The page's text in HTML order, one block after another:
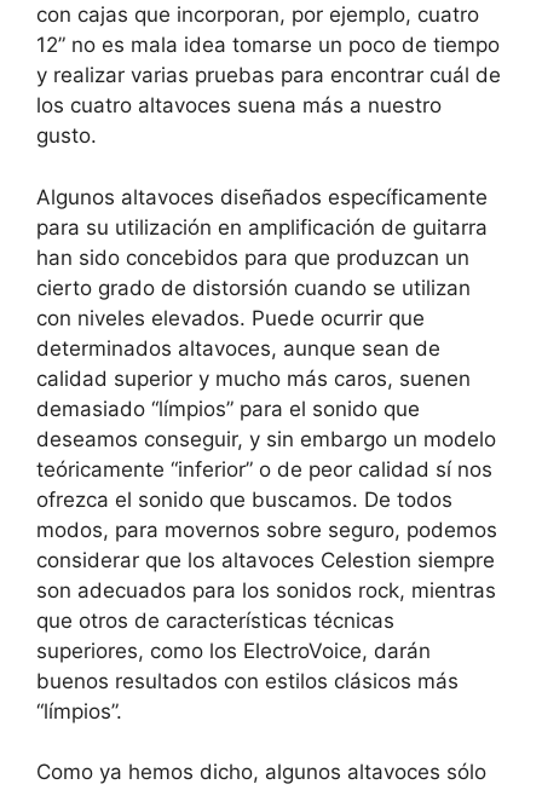
con cajas que incorporan, por ejemplo, cuatro
12” no es mala idea tomarse un poco de tiempo
y realizar varias pruebas para encontrar cuál de
los cuatro altavoces suena más a nuestro
gusto.
Algunos altavoces diseñados específicamente
para su utilización en amplificación de guitarra
han sido concebidos para que produzcan un
cierto grado de distorsión cuando se utilizan
con niveles elevados. Puede ocurrir que
determinados altavoces, aunque sean de
calidad superior y mucho más caros, suenen
demasiado “límpios” para el sonido que
deseamos conseguir, y sin embargo un modelo
teóricamente “inferior” o de peor calidad sí nos
ofrezca el sonido que buscamos. De todos
modos, para movernos sobre seguro, podemos
considerar que los altavoces Celestion siempre
son adecuados para los sonidos rock, mientras
que otros de características técnicas
superiores, como los ElectroVoice, darán
buenos resultados con estilos clásicos más
“límpios”.
Como ya hemos dicho, algunos altavoces sólo